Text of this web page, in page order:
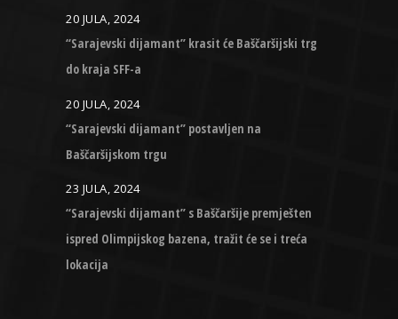
20 JULA, 2024
“Sarajevski dijamant” krasit će Baščaršijski trg
do kraja SFF-a
20 JULA, 2024
“Sarajevski dijamant” postavljen na
Baščaršijskom trgu
23 JULA, 2024
“Sarajevski dijamant” s Baščaršije premješten
ispred Olimpijskog bazena, tražit će se i treća
lokacija